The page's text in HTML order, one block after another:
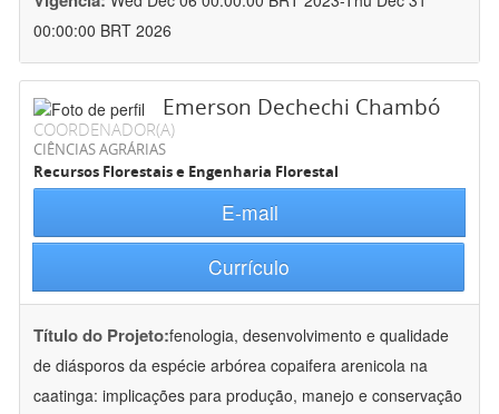
00:00:00 BRT 2026
Emerson Dechechi Chambó
COORDENADOR(A)
CIÊNCIAS AGRÁRIAS
Recursos Florestais e Engenharia Florestal
E-mail
Currículo
Título do Projeto:fenologia, desenvolvimento e qualidade
de diásporos da espécie arbórea copaifera arenicola na
caatinga: implicações para produção, manejo e conservação